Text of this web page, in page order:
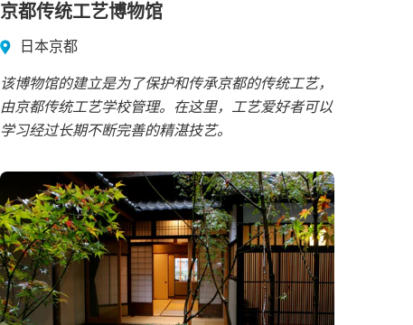
京都传统工艺博物馆
日本京都
该博物馆的建立是为了保护和传承京都的传统工艺，
由京都传统工艺学校管理。在这里，工艺爱好者可以
学习经过长期不断完善的精湛技艺。